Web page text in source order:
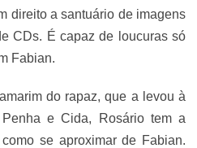
direito a santuário de imagens
CDs. É capaz de loucuras só
Fabian.
do rapaz, que a levou à
e Cida, Rosário tem a
se aproximar de Fabian.